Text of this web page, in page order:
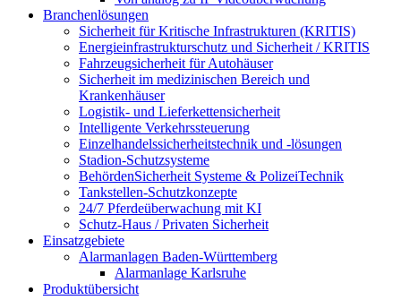
Branchenlösungen
Sicherheit für Kritische Infrastrukturen (KRITIS)
Energieinfrastrukturschutz und Sicherheit / KRITIS
Fahrzeugsicherheit für Autohäuser
Sicherheit im medizinischen Bereich und
Krankenhäuser
Logistik- und Lieferkettensicherheit
Intelligente Verkehrssteuerung
Einzelhandelssicherheitstechnik und -lösungen
Stadion-Schutzsysteme
BehördenSicherheit Systeme & PolizeiTechnik
Tankstellen-Schutzkonzepte​
24/7 Pferdeüberwachung mit KI
Schutz-Haus / Privaten Sicherheit
Einsatzgebiete
Alarmanlagen Baden-Württemberg
Alarmanlage Karlsruhe
Produktübersicht